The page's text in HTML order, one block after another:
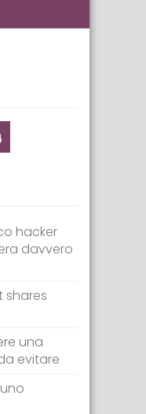
hacker
davvero
shares
una
evitare